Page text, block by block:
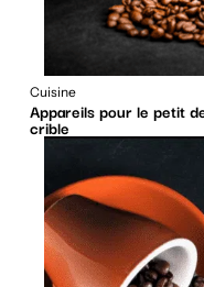
Cuisine
Appareils pour le petit
crible